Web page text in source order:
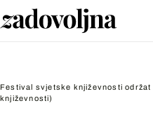
Festival svjetske književnosti održat
književnosti)